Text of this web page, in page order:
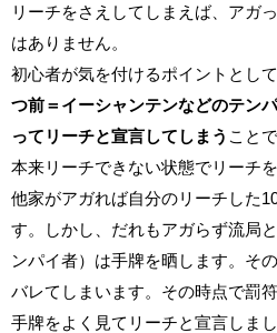
リーチをさえしてしまえば、アガ
はありません。
初心者が気を付けるポイントとして
つ前＝イーシャンテンなどのテン
ってリーチと宣言してしまう ことで
本来リーチできない状態でリーチ
他家がアガれば自分のリーチした
す。しかし、だれもアガらず流局
ンパイ者）は手牌を晒します。そ
バレてしまいます。その時点で罰符
手牌をよく見てリーチと宣言しまし